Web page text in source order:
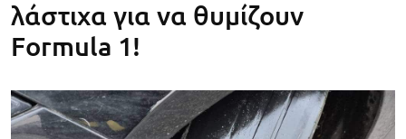
λάστιχα για να θυμίζουν
Formula 1!